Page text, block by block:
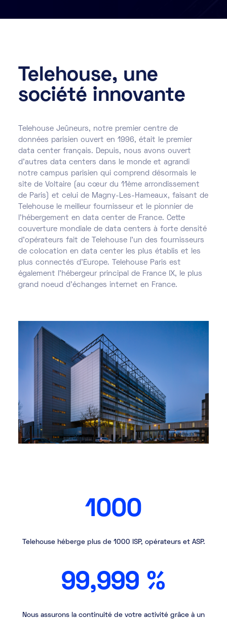
Telehouse, une
société innovante
Telehouse Jeûneurs, notre premier centre de
données parisien ouvert en 1996, était le premier
data center français. Depuis, nous avons ouvert
d'autres data centers dans le monde et agrandi
notre campus parisien qui comprend désormais le
site de Voltaire (au cœur du 11ème arrondissement
de Paris) et celui de Magny-Les-Hameaux, faisant de
Telehouse le meilleur fournisseur et le pionnier de
l'hébergement en data center de France. Cette
couverture mondiale de data centers à forte densité
d’opérateurs fait de Telehouse l'un des fournisseurs
de colocation en data center les plus établis et les
plus connectés d'Europe. Telehouse Paris est
également l’hébergeur principal de France IX, le plus
grand noeud d’échanges internet en France.
1000
Telehouse héberge plus de 1000 ISP, opérateurs et ASP.
99,999 %
Nous assurons la continuité de votre activité grâce à un